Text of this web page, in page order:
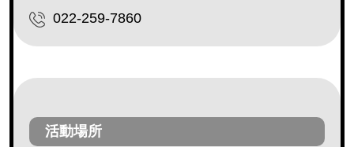
レクリエーション活動（芸能ボランティア等）
(230)
手等）(182)
調理ボランティア
022-259-7860
活動場所